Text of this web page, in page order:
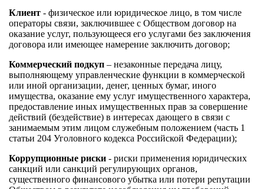
Клиент - физическое или юридическое лицо, в том числе
операторы связи, заключившее с Обществом договор на
оказание услуг, пользующееся его услугами без заключения
договора или имеющее намерение заключить договор;
Коммерческий подкуп – незаконные передача лицу,
выполняющему управленческие функции в коммерческой
или иной организации, денег, ценных бумаг, иного
имущества, оказание ему услуг имущественного характера,
предоставление иных имущественных прав за совершение
действий (бездействие) в интересах дающего в связи с
занимаемым этим лицом служебным положением (часть 1
статьи 204 Уголовного кодекса Российской Федерации);
Коррупционные риски - риски применения юридических
санкций или санкций регулирующих органов,
существенного финансового убытка или потери репутации